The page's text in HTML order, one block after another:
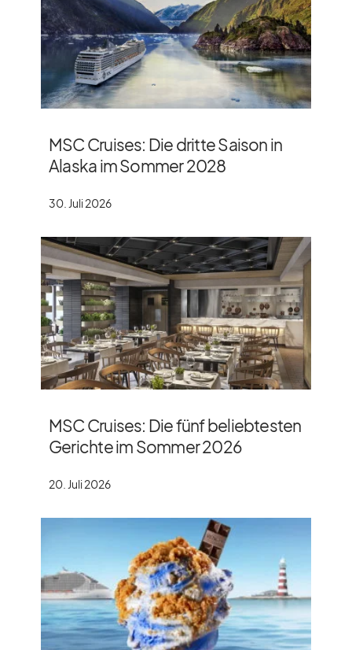
MSC Cruises: Die dritte Saison in
Alaska im Sommer 2028
30. Juli 2026
MSC Cruises: Die fünf beliebtesten
Gerichte im Sommer 2026
20. Juli 2026